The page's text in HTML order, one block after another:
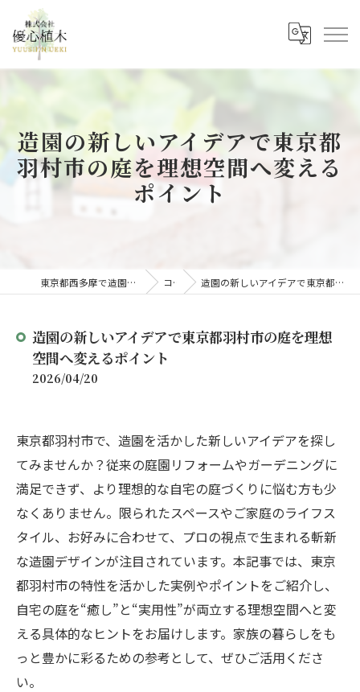
造園の新しいアイデアで東京都
羽村市の庭を理想空間へ変える
ポイント
東京都西多摩で造園の求人なら株式会社優心植木 コラム 造園の新しいアイデアで東京都羽村市の庭を理想空間へ変えるポイント
造園の新しいアイデアで東京都羽村市の庭を理想
空間へ変えるポイント
2026/04/20
東京都羽村市で、造園を活かした新しいアイデアを探し
てみませんか？従来の庭園リフォームやガーデニングに
満足できず、より理想的な自宅の庭づくりに悩む方も少
なくありません。限られたスペースやご家庭のライフス
タイル、お好みに合わせて、プロの視点で生まれる斬新
な造園デザインが注目されています。本記事では、東京
都羽村市の特性を活かした実例やポイントをご紹介し、
自宅の庭を“癒し”と“実用性”が両立する理想空間へと変
える具体的なヒントをお届けします。家族の暮らしをも
っと豊かに彩るための参考として、ぜひご活用くださ
い。